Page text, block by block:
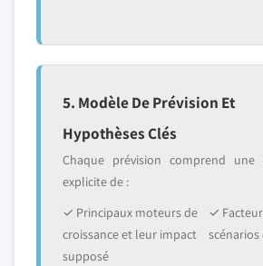
5. Modèle De Prévision Et
Hypothèses Clés
Chaque prévision comprend une
explicite de :
✓ Principaux moteurs de
croissance et leur impact
supposé
✓